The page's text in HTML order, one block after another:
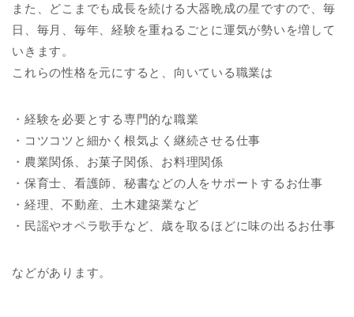
また、どこまでも成長を続ける大器晩成の星ですので、毎
日、毎月、毎年、経験を重ねるごとに運気が勢いを増して
いきます。
これらの性格を元にすると、向いている職業は
・経験を必要とする専門的な職業
・コツコツと細かく根気よく継続させる仕事
・農業関係、お菓子関係、お料理関係
・保育士、看護師、秘書などの人をサポートするお仕事
・経理、不動産、土木建築業など
・民謡やオペラ歌手など、歳を取るほどに味の出るお仕事
などがあります。